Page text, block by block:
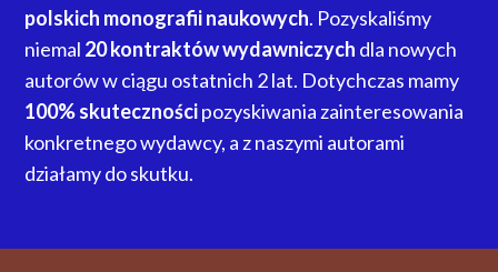
polskich monografii naukowych. Pozyskaliśmy
niemal 20 kontraktów wydawniczych dla nowych
autorów w ciągu ostatnich 2 lat. Dotychczas mamy
100% skutecznościpozyskiwania zainteresowania
konkretnego wydawcy, a z naszymi autorami
działamy do skutku.